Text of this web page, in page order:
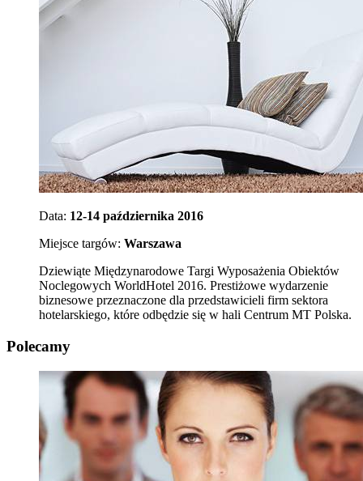
Data: 12-14 października 2016
Miejsce targów: Warszawa
Dziewiąte Międzynarodowe Targi Wyposażenia Obiektów
Noclegowych WorldHotel 2016. Prestiżowe wydarzenie
biznesowe przeznaczone dla przedstawicieli firm sektora
hotelarskiego, które odbędzie się w hali Centrum MT Polska.
Polecamy